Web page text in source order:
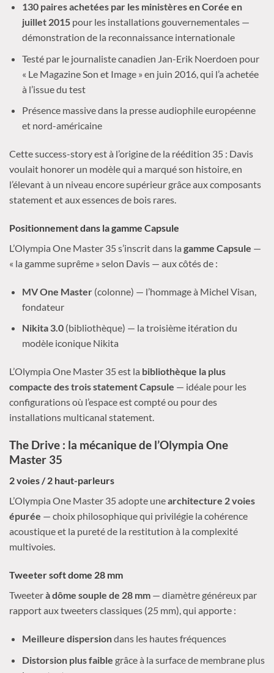
130 paires achetées par les ministères en Corée en
juillet 2015pour les installations gouvernementales —
démonstration de la reconnaissance internationale
Testé par le journaliste canadien Jan-Erik Noerdoen pour
« Le Magazine Son et Image » en juin 2016, qui l’a achetée
à l’issue du test
Présence massive dans la presse audiophile européenne
et nord-américaine
Cette success-story est à l’origine de la réédition 35 : Davis
voulait honorer un modèle qui a marqué son histoire, en
l’élevant à un niveau encore supérieur grâce aux composants
statement et aux essences de bois rares.
Positionnement dans la gamme Capsule
L’Olympia One Master 35 s’inscrit dans la gamme Capsule —
« la gamme suprême » selon Davis — aux côtés de :
MV One Master(colonne) — l’hommage à Michel Visan,
fondateur
Nikita 3.0(bibliothèque) — la troisième itération du
modèle iconique Nikita
L’Olympia One Master 35 est la bibliothèque la plus
compacte des trois statement Capsule — idéale pour les
configurations où l’espace est compté ou pour des
installations multicanal statement.
The Drive : la mécanique de l’Olympia One
Master 35
2 voies / 2 haut-parleurs
L’Olympia One Master 35 adopte unearchitecture 2 voies
épurée — choix philosophique qui privilégie la cohérence
acoustique et la pureté de la restitution à la complexité
multivoies.
Tweeter soft dome 28 mm
Tweeterà dôme souple de 28 mm — diamètre généreux par
rapport aux tweeters classiques (25 mm), qui apporte :
Meilleure dispersiondans les hautes fréquences
Distorsion plus faible grâce à la surface de membrane plus